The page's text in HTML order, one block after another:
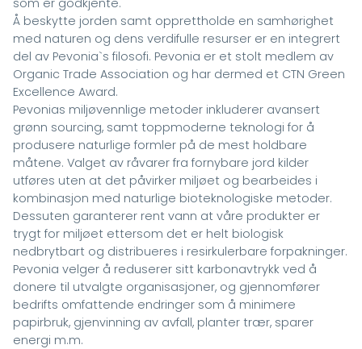
Å beskytte jorden samt opprettholde en samhørighet
med naturen og dens verdifulle resurser er en integrert
del av Pevonia`s filosofi. Pevonia er et stolt medlem av
Organic Trade Association og har dermed et CTN Green
Excellence Award.
Pevonias miljøvennlige metoder inkluderer avansert
grønn sourcing, samt toppmoderne teknologi for å
produsere naturlige formler på de mest holdbare
måtene. Valget av råvarer fra fornybare jord kilder
utføres uten at det påvirker miljøet og bearbeides i
kombinasjon med naturlige bioteknologiske metoder.
Dessuten garanterer rent vann at våre produkter er
trygt for miljøet ettersom det er helt biologisk
nedbrytbart og distribueres i resirkulerbare forpakninger.
Pevonia velger å reduserer sitt karbonavtrykk ved å
donere til utvalgte organisasjoner, og gjennomfører
bedrifts omfattende endringer som å minimere
papirbruk, gjenvinning av avfall, planter trær, sparer
energi m.m.